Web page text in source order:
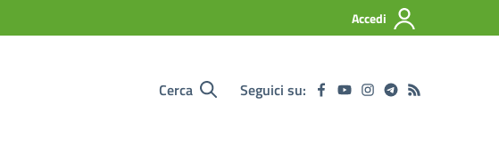
Accedi
Cerca Seguici su: